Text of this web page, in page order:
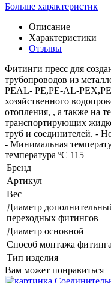
Больше характеристик
Описание
Характеристики
Отзывы
Фитинги пресс для
трубопроводов из
PEAL- PE,PE-AL-
хозяйственного
отопления, , а также на
транспортирующих
труб и соединителей. -
- Минимальная
температура ºС 115
Бренд
Артикул
Вес
Диаметр
переходных фитингов
Диаметр основной
Способ монтажа фитинга
Тип изделия
Вам может понравиться